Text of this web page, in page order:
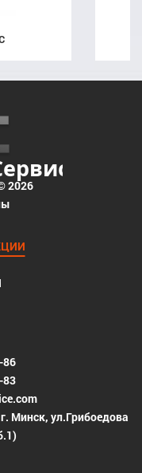
2026
86
83
Минск, ул.Грибоедова